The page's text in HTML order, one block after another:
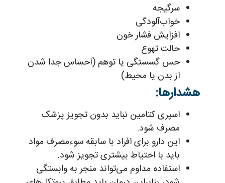
سرگیجه
خواب‌آلودگی
افزایش فشار خون
حالت تهوع
حس گسستگی یا توهم (احساس جدا شدن
از بدن یا محیط)
هشدارها:
اسپری کتامین نباید بدون تجویز پزشک
مصرف شود.
این دارو برای افراد با سابقه سوءمصرف مواد
باید با احتیاط بیشتری تجویز شود.
استفاده مداوم می‌تواند منجر به وابستگی